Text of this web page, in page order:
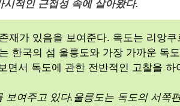
적인 근접성 속에 살아왔다.
재가 있음을 보여준다. 독도는 리앙쿠
한국의 섬 울릉도와 가장 가까운 독
면서 독도에 관한 전반적인 고찰을 하
보여주고 있다.울릉도는 독도의 서쪽